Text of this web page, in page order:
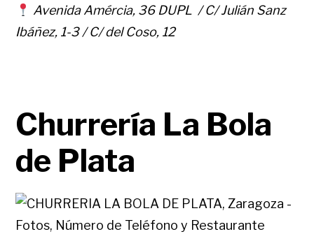
Avenida Amércia, 36 DUPL / C/ Julián Sanz
Ibáñez, 1-3 / C/ del Coso, 12
Churrería La Bola
de Plata